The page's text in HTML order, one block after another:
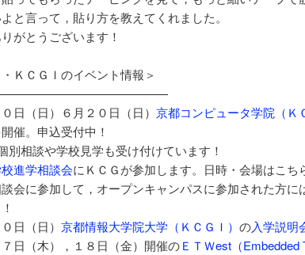
と言って，貼り方を教えてくれました。
がとうございます！
ＫＣＧＩのイベント情報＞
日（日）６月２０日（日） 京都コンピュータ学院（Ｋ
催。申込受付中！
別相談や学校見学も受け付けています！
進学相談会にＫＣＧが参加します。日時・会場はこち
会に参加して，オープンキャンパスに参加された方に
日（日） 京都情報大学院大学（ＫＣＧＩ） の入学説明
日（木），１８日（金）開催のＥＴＷest（